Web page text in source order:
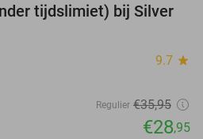
19%
tijdslimiet) bij Silver
9.7 star
Regulier €35,95
€28,95